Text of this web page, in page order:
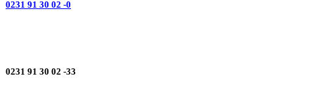
0231 91 30 02 -0
0231 91 30 02 -33